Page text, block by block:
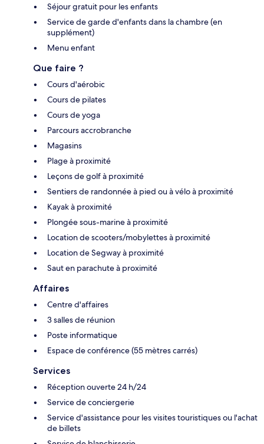
Séjour gratuit pour les enfants
Service de garde d'enfants dans la chambre (en
supplément)
Menu enfant
Que faire ?
Cours d'aérobic
Cours de pilates
Cours de yoga
Parcours accrobranche
Magasins
Plage à proximité
Leçons de golf à proximité
Sentiers de randonnée à pied ou à vélo à proximité
Kayak à proximité
Plongée sous-marine à proximité
Location de scooters/mobylettes à proximité
Location de Segway à proximité
Saut en parachute à proximité
Affaires
Centre d'affaires
3 salles de réunion
Poste informatique
Espace de conférence (55 mètres carrés)
Services
Réception ouverte 24 h/24
Service de conciergerie
Service d'assistance pour les visites touristiques ou l'achat
de billets